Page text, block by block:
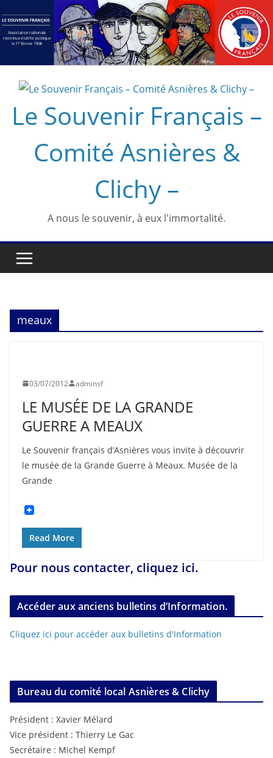
au
contenu
Le Souvenir Français –
Comité Asnières &
Clichy –
A nous le souvenir, à eux l'immortalité.
meaux
03/07/2012 adminsf
LE MUSÉE DE LA GRANDE
GUERRE A MEAUX
Le Souvenir français d’Asnières vous invite à découvrir
le musée de la Grande Guerre à Meaux. Musée de la
Grande
Read More
Pour nous contacter, cliquez ici.
Accéder aux anciens bulletins d’Information.
Cliquez ici pour accéder aux bulletins d'Information
Bureau du comité local Asnières & Clichy
Président : Xavier Mélard
Vice président : Thierry Le Gac
Secrétaire : Michel Kempf